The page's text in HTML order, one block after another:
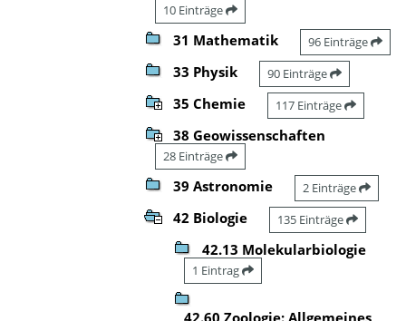
10 Einträge
31 Mathematik 96 Einträge
33 Physik 90 Einträge
35 Chemie 117 Einträge
38 Geowissenschaften
28 Einträge
39 Astronomie 2 Einträge
42 Biologie 135 Einträge
42.13 Molekularbiologie
1 Eintrag
42.60 Zoologie: Allgemeines